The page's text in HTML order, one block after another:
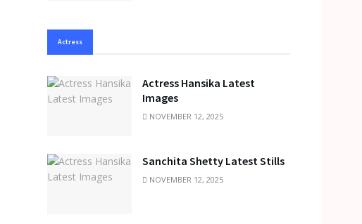
Actress
Actress Hansika Latest
Images
NOVEMBER 12, 2025
Sanchita Shetty Latest Stills
NOVEMBER 12, 2025